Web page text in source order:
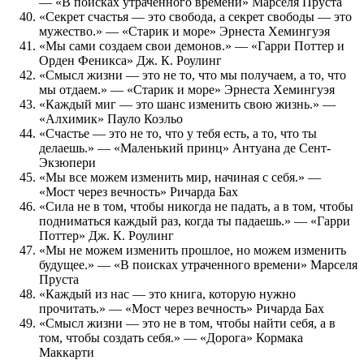
«Секрет счастья — это свобода, а секрет свободы — это
мужество.» — «Старик и море» Эрнеста Хемингуэя
«Мы сами создаем свои демонов.» — «Гарри Поттер и
Орден Феникса» Дж. К. Роулинг
«Смысл жизни — это не то, что мы получаем, а то, что
мы отдаем.» — «Старик и море» Эрнеста Хемингуэя
«Каждый миг — это шанс изменить свою жизнь.» —
«Алхимик» Пауло Коэльо
«Счастье — это не то, что у тебя есть, а то, что ты
делаешь.» — «Маленький принц» Антуана де Сент-
Экзюпери
«Мы все можем изменить мир, начиная с себя.» —
«Мост через вечность» Ричарда Бах
«Сила не в том, чтобы никогда не падать, а в том, чтобы
подниматься каждый раз, когда ты падаешь.» — «Гарри
Поттер» Дж. К. Роулинг
«Мы не можем изменить прошлое, но можем изменить
будущее.» — «В поисках утраченного времени» Марселя
Пруста
«Каждый из нас — это книга, которую нужно
прочитать.» — «Мост через вечность» Ричарда Бах
«Смысл жизни — это не в том, чтобы найти себя, а в
том, чтобы создать себя.» — «Дорога» Кормака
Маккарти